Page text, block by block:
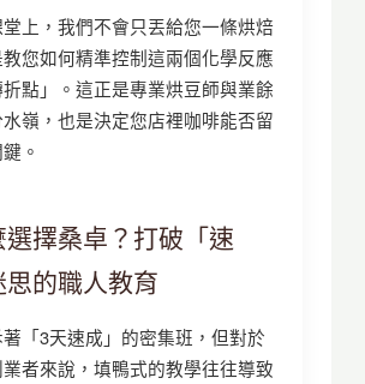
上，我們不會只丟給您一條烘焙
您如何精準控制這兩個化學反應
點」。這正是專業烘豆師與業餘
嶺，也是決定您店裡咖啡能否留
。
擇桑卓？打破「速
思的職人教育
「3天速成」的密集班，但對於
者來說，填鴨式的教學往往導致